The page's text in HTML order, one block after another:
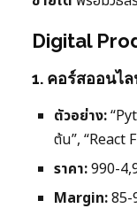
Digital
1. คอร์สออนไ
ตัวอย่าง:
ต้น”, “React
ราคา:990-
Margin:85-